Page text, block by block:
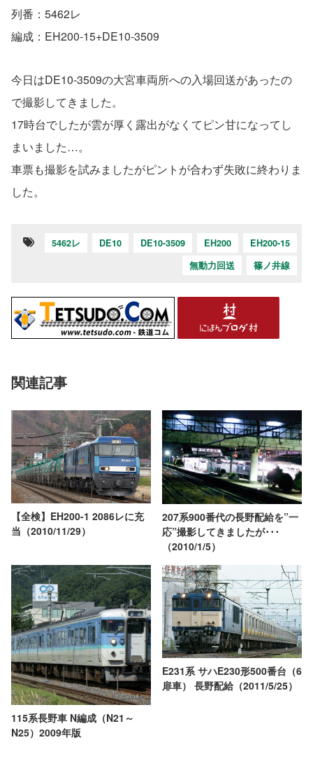
列番：5462レ
編成：EH200-15+DE10-3509
今日はDE10-3509の大宮車両所への入場回送があったの
で撮影してきました。
17時台でしたが雲が厚く露出がなくてピン甘になってし
まいました…。
車票も撮影を試みましたがピントが合わず失敗に終わりま
した。
5462レ DE10 DE10-3509 EH200
EH200-15
無動力回送
篠ノ井線
関連記事
【全検】EH200-1 2086レに充
当（2010/11/29）
207系900番代の長野配給を”一
応”撮影してきましたが･･･
（2010/1/5）
115系長野車 N編成（N21～
N25）2009年版
E231系 サハE230形500番台（6
扉車） 長野配給（2011/5/25）